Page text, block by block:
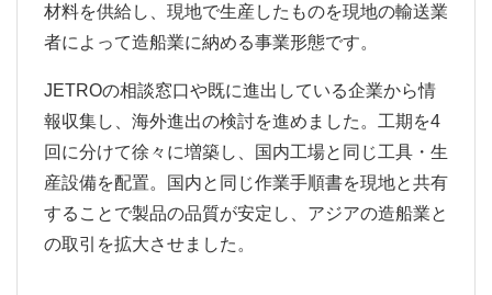
材料を供給し、現地で生産したものを現地の輸送業
者によって造船業に納める事業形態です。
JETROの相談窓口や既に進出している企業から情
報収集し、海外進出の検討を進めました。工期を4
回に分けて徐々に増築し、国内工場と同じ工具・生
産設備を配置。国内と同じ作業手順書を現地と共有
することで製品の品質が安定し、アジアの造船業と
の取引を拡大させました。